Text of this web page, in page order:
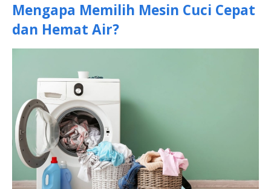
Mengapa Memilih Mesin Cuci Cepat
dan Hemat Air?